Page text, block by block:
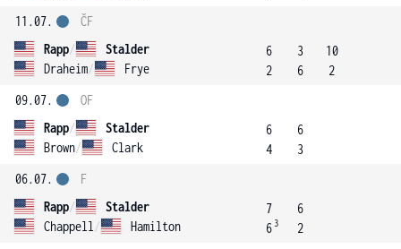
11.07.
Rapp/
Stalder
Draheim/ Frye
ČF
6
2
3
6
10
2
09.07.
Rapp/
Stalder
Brown/ Clark
OF
6
4
6
3
06.07.
Rapp/
Stalder
Chappell / Hamilton
F
7
6 3
6
2